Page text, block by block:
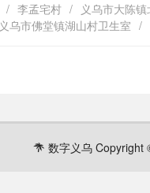
/ 李孟宅村 /
义乌市大陈
义乌市佛堂镇湖山村卫生室 /
数字义乌